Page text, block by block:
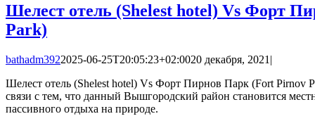
Шелест отель (Shelest hotel) Vs Форт
Park)
bathadm3922025-06-25T20:05:23+02:0020 декабря, 2021 |
Шелест отель (Shelest hotel) Vs Форт Пирнов Парк (Fort Pirnov
связи с тем, что данный Вышгородский район становится
пассивного отдыха на природе.